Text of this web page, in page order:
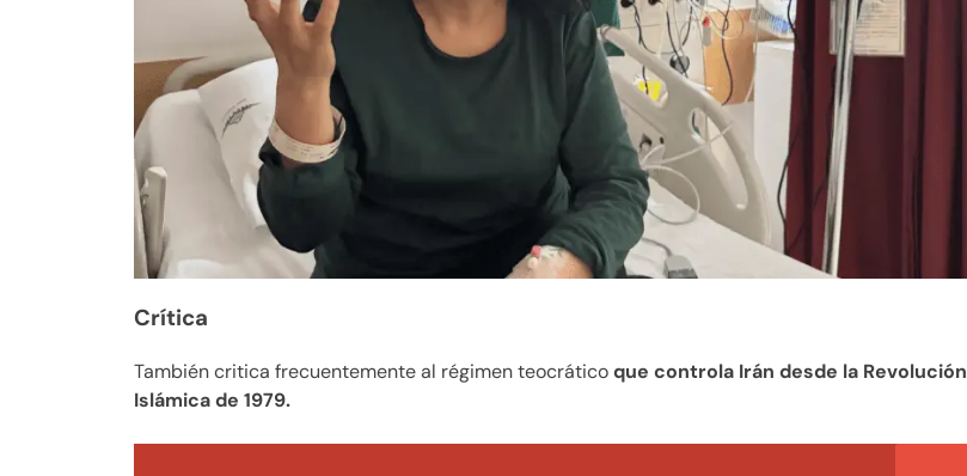
Crítica
También critica frecuentemente al régimen teocráticoque controla Irán desde la Revolución
Islámica de 1979.